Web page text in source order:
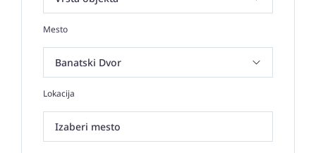
Mesto
Lokacija
Izaberi mesto